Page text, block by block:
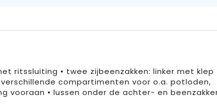
ritssluiting • twee zijbeenzakken: linker met klep
compartimenten voor o.a. potloden,
vooraan • lussen onder de achter- en